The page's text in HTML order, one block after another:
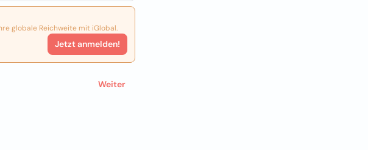
globale Reichweite mit iGlobal.
Jetzt anmelden!
Weiter